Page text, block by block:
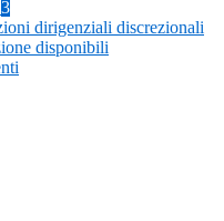
3
dirigenziali discrezionali
disponibili